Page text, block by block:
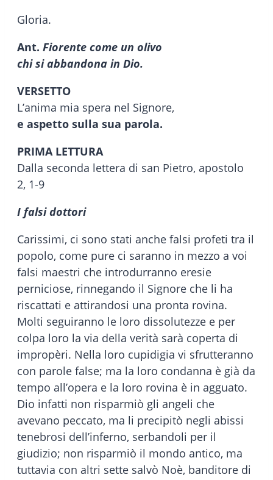
Gloria.
Ant. Fiorente come un olivo
chi si abbandona in Dio.
VERSETTO
L’anima mia spera nel Signore,
e aspetto sulla sua parola.
PRIMA LETTURA
Dalla seconda lettera di san Pietro, apostolo
2, 1-9
I falsi dottori
Carissimi, ci sono stati anche falsi profeti tra il
popolo, come pure ci saranno in mezzo a voi
falsi maestri che introdurranno eresie
perniciose, rinnegando il Signore che li ha
riscattati e attirandosi una pronta rovina.
Molti seguiranno le loro dissolutezze e per
colpa loro la via della verità sarà coperta di
impropèri. Nella loro cupidigia vi sfrutteranno
con parole false; ma la loro condanna è già da
tempo all’opera e la loro rovina è in agguato.
Dio infatti non risparmiò gli angeli che
avevano peccato, ma li precipitò negli abissi
tenebrosi dell’inferno, serbandoli per il
giudizio; non risparmiò il mondo antico, ma
tuttavia con altri sette salvò Noè, banditore di